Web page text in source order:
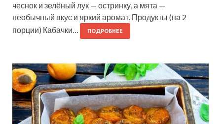
чеснок и зелёный лук — остринку, а мята —
необычный вкус и яркий аромат. Продукты (на 2
порции) Кабачки…
ПОДРОБНЕЕ